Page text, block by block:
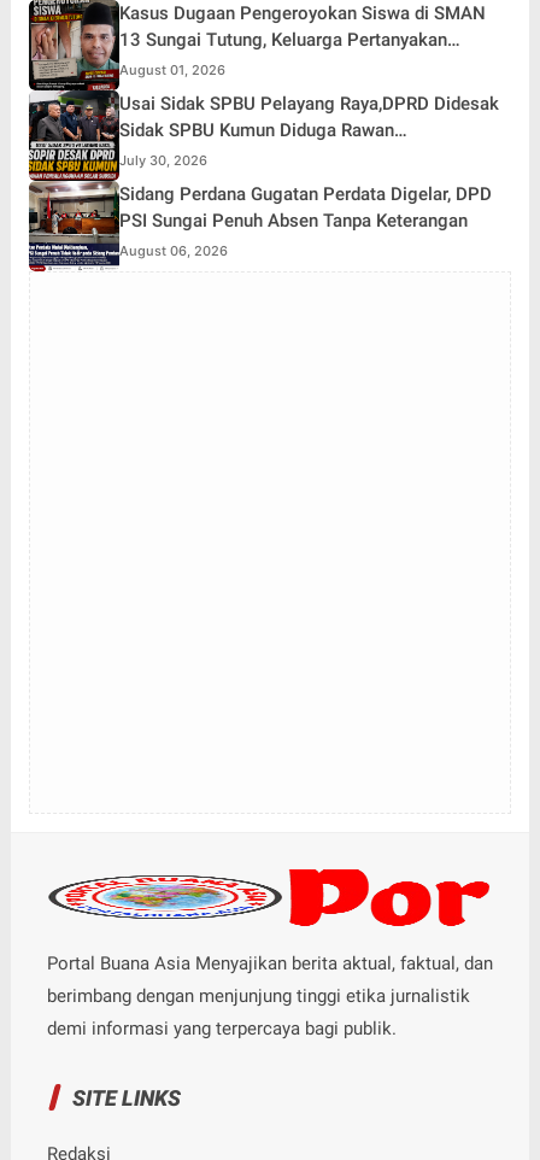
Kasus Dugaan Pengeroyokan Siswa di SMAN
13 Sungai Tutung, Keluarga Pertanyakan
Tanggung Jawab Kepsek
August 01, 2026
Usai Sidak SPBU Pelayang Raya,DPRD Didesak
Sidak SPBU Kumun Diduga Rawan
Penyalahgunaan Solar Subsidi
July 30, 2026
Sidang Perdana Gugatan Perdata Digelar, DPD
PSI Sungai Penuh Absen Tanpa Keterangan
August 06, 2026
Portal Buana Asia Menyajikan berita aktual, faktual, dan
berimbang dengan menjunjung tinggi etika jurnalistik
demi informasi yang terpercaya bagi publik.
SITE LINKS
Redaksi